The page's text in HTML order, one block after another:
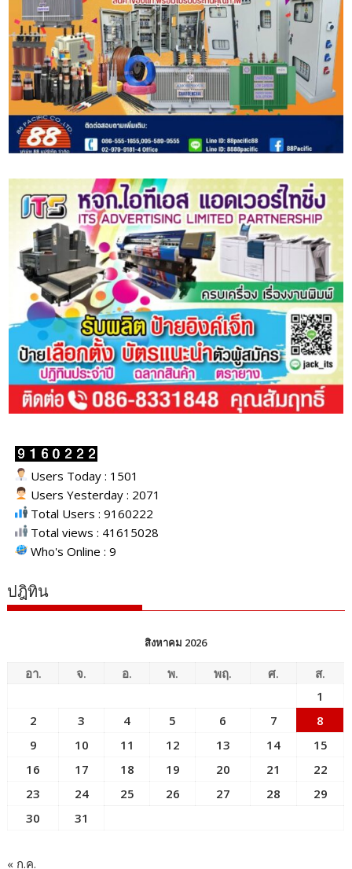
Users Today : 1501
Users Yesterday : 2071
Total Users : 9160222
Total views : 41615028
Who's Online : 9
ปฎิทิน
สิงหาคม 2026
อา. จ. อ. พ. พฤ. ศ.
ส.
1
2
3 4 5 6 7
8
9
10 11 12 13 14
15
16
17 18 19 20 21
22
23
24 25 26 27 28
29
30
31
« ก.ค.